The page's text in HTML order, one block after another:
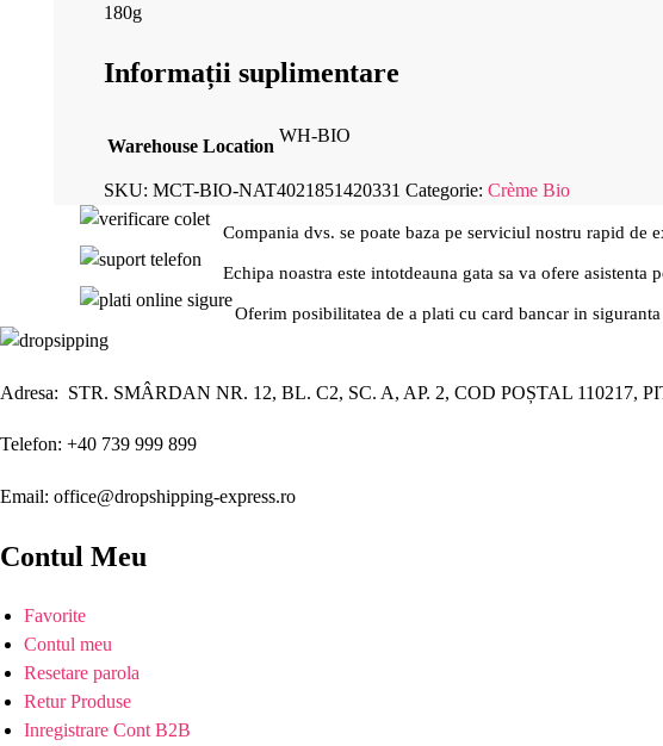
180g
Informații suplimentare
Warehouse Location
WH-BIO
SKU: MCT-BIO-NAT4021851420331 Categorie: Crème Bio
Compania dvs. se poate baza pe serviciul nostru rapid de
Echipa noastra este intotdeauna gata sa va ofere asistenta
Oferim posibilitatea de a plati cu card bancar in
Adresa: STR. SMÂRDAN NR. 12, BL. C2, SC. A, AP. 2, COD POȘTAL 110217,
Telefon: +40 739 999 899
Email: office@dropshipping-express.ro
Contul Meu
Favorite
Contul meu
Resetare parola
Retur Produse
Inregistrare Cont B2B